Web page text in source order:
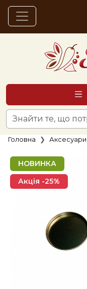
Головна Аксесуари
НОВИНКА
Акція -25%